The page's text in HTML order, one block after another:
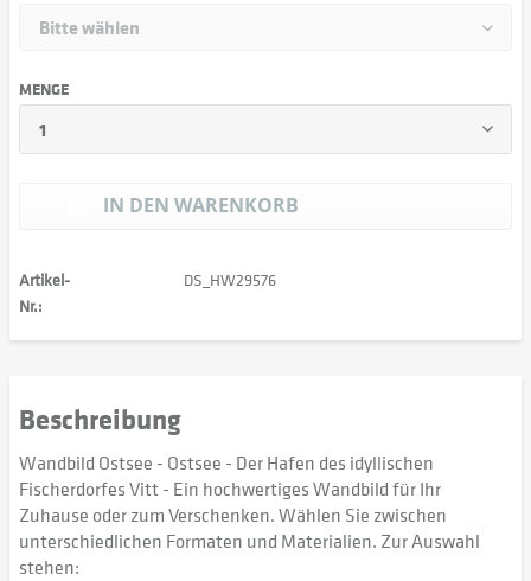
MENGE
IN DEN WARENKORB
Artikel-
Nr.:
DS_HW29576
Beschreibung
Wandbild Ostsee - Ostsee - Der Hafen des idyllischen
Fischerdorfes Vitt - Ein hochwertiges Wandbild für Ihr
Zuhause oder zum Verschenken. Wählen Sie zwischen
unterschiedlichen Formaten und Materialien. Zur Auswahl
stehen: